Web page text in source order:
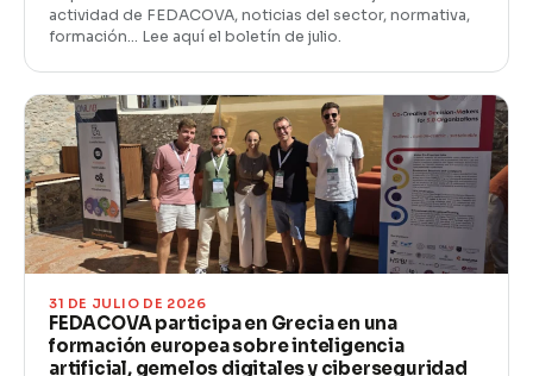
actividad de FEDACOVA, noticias del sector, normativa,
formación… Lee aquí el boletín de julio.
31 DE JULIO DE 2026
FEDACOVA participa en Grecia en una
formación europea sobre inteligencia
artificial, gemelos digitales y ciberseguridad